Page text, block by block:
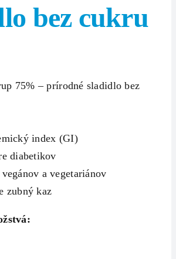
bez cukru
75% – prírodné sladidlo bez
index (GI)
diabetikov
a vegetariánov
zubný kaz